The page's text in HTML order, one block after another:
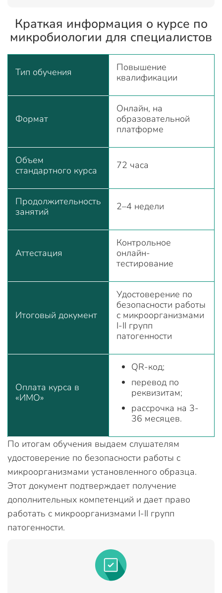
Краткая информация о курсе по
микробиологии для специалистов
Тип обучения
Повышение
квалификации
Формат
Онлайн, на
образовательной
платформе
Объем
стандартного курса
72 часа
Продолжительность
занятий
2–4 недели
Аттестация
Контрольное
онлайн-
тестирование
Итоговый документ
Удостоверение по
безопасности работы
с микроорганизмами
I-II групп
патогенности
Оплата курса в
«ИМО»
QR-код;
перевод по
реквизитам;
рассрочка на 3-
36 месяцев.
По итогам обучения выдаем слушателям
удостоверение по безопасности работы с
микроорганизмами установленного образца.
Этот документ подтверждает получение
дополнительных компетенций и дает право
работать с микроорганизмами I-II групп
патогенности.